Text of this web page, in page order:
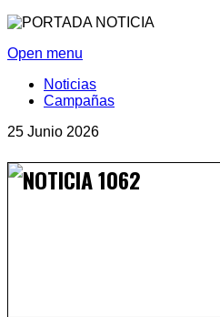
Open menu
Noticias
Campañas
25 Junio 2026